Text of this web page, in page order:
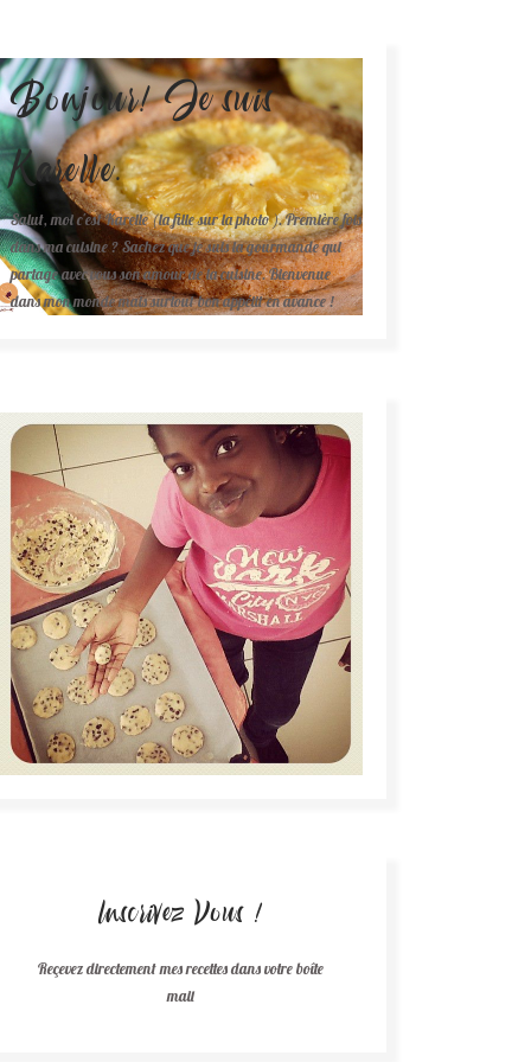
Bonjour! Je suis
Karelle.
Salut, moi c'est Karelle (la fille sur la photo ). Première fois
dans ma cuisine ? Sachez que je suis la gourmande qui
partage avec vous son amour de la cuisine. Bienvenue
dans mon monde mais surtout bon appétit en avance !
Inscrivez Vous !
Reçevez directement mes recettes dans votre boîte
mail